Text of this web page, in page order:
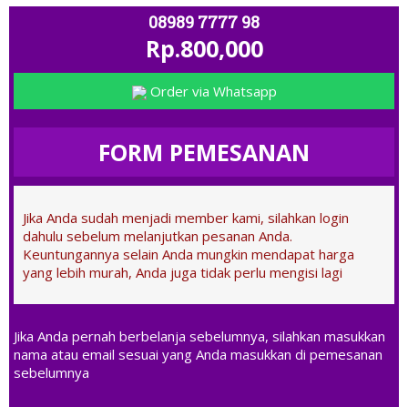
08989 7777 98
Rp.800,000
Order via Whatsapp
FORM PEMESANAN
Jika Anda sudah menjadi member kami, silahkan login
dahulu sebelum melanjutkan pesanan Anda.
Keuntungannya selain Anda mungkin mendapat harga
yang lebih murah, Anda juga tidak perlu mengisi lagi
Jika Anda pernah berbelanja sebelumnya, silahkan masukkan
nama atau email sesuai yang Anda masukkan di pemesanan
sebelumnya